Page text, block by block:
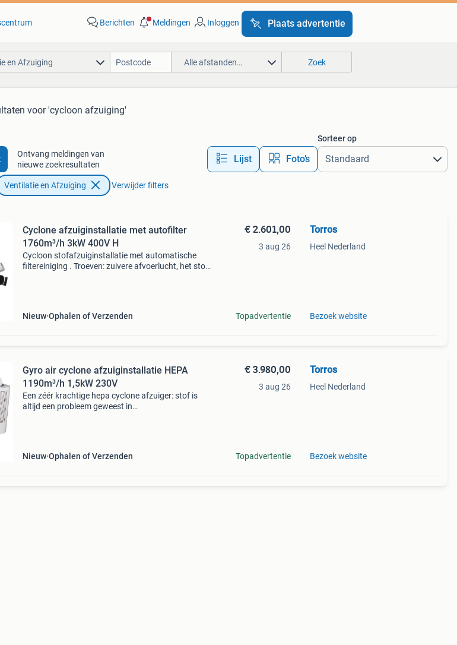
Berichten Meldingen Inloggen Plaats advertentie
en Afzuiging Alle afstanden… Zoek
voor 'cycloon afzuiging'
Ontvang meldingen van
nieuwe zoekresultaten
Lijst Foto’s
Sorteer op
Ventilatie en Afzuiging Verwijder filters
Cyclone afzuiginstallatie met autofilter
1760m³/h 3kW 400V H
Cycloon stofafzuiginstallatie met automatische
filtereiniging . Troeven: zuivere afvoerlucht, het stof
Nieuw Ophalen of Verzenden
€ 2.601,00
3 aug 26
Topadvertentie
Torros
Heel Nederland
Bezoek website
Gyro air cyclone afzuiginstallatie HEPA
1190m³/h 1,5kW 230V
Een zéér krachtige hepa cyclone afzuiger: stof is
altijd een probleem geweest in
Nieuw Ophalen of Verzenden
€ 3.980,00
3 aug 26
Topadvertentie
Torros
Heel Nederland
Bezoek website